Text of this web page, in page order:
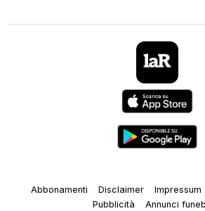
Abbonamenti Disclaimer Impressum
Pubblicità
Annunci